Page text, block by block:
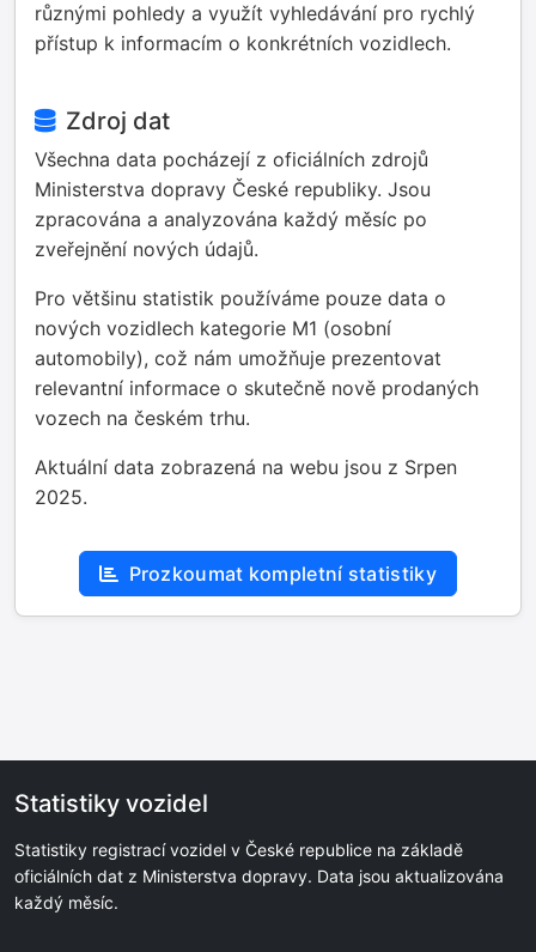
různými pohledy a využít vyhledávání pro rychlý
přístup k informacím o konkrétních vozidlech.
Zdroj dat
Všechna data pocházejí z oficiálních zdrojů
Ministerstva dopravy České republiky. Jsou
zpracována a analyzována každý měsíc po
zveřejnění nových údajů.
Pro většinu statistik používáme pouze data o
nových vozidlech kategorie M1 (osobní
automobily), což nám umožňuje prezentovat
relevantní informace o skutečně nově prodaných
vozech na českém trhu.
Aktuální data zobrazená na webu jsou z Srpen
2025.
Prozkoumat kompletní statistiky
Statistiky vozidel
Statistiky registrací vozidel v České republice na základě
oficiálních dat z Ministerstva dopravy. Data jsou aktualizována
každý měsíc.